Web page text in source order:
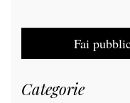
Fai
Categorie